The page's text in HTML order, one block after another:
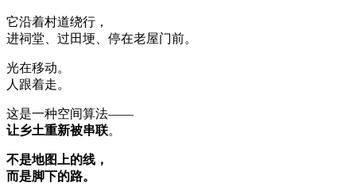
它沿着村道绕行，
进祠堂、过田埂、停在老屋门前。
光在移动。
人跟着走。
这是一种空间算法——
让乡土重新被串联。
不是地图上的线，
而是脚下的路。